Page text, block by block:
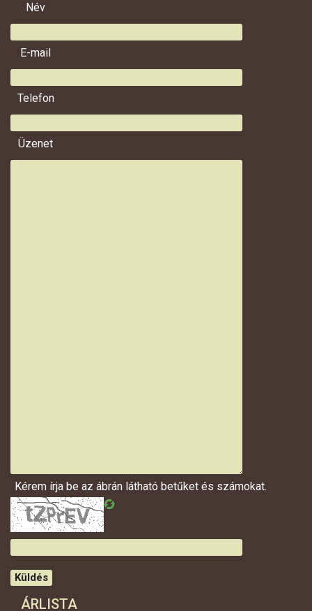
Név
E-mail
Telefon
Üzenet
Kérem írja be az ábrán látható betűket és számokat.
Küldés
ÁRLISTA